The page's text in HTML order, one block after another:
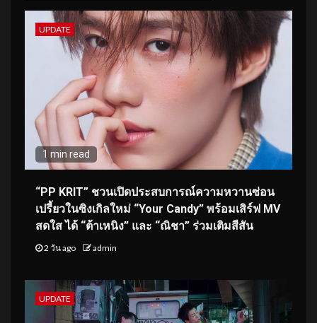
UPDATE
1 min read
“PP KRIT” ชวนเปิดประสบการณ์ความหวานซ่อน
เปรี้ยวในซิงเกิลใหม่ “Your Candy” พร้อมเสิร์ฟ MV
สดใส ได้ “ต้าเหนิง” และ “ณิชา” ร่วมเติมสีสัน
2 วัน ago admin
UPDATE